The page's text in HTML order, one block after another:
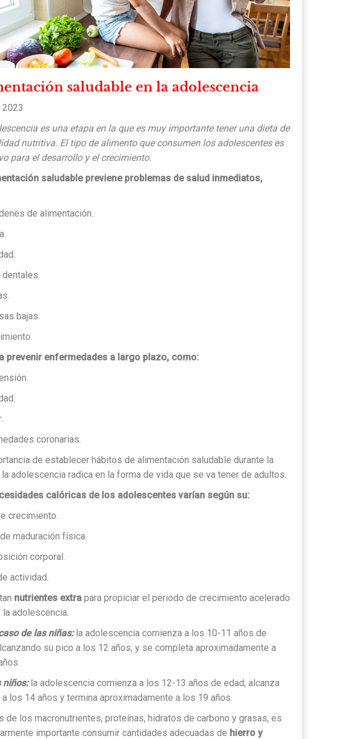
saludable en la adolescencia
2023
es una etapa en la que es muy importante tener una dieta de
nutritiva. El tipo de alimento que consumen los adolescentes es
para el desarrollo y el crecimiento.
saludable previene problemas de salud inmediatos,
de alimentación.
bajas.
prevenir enfermedades a largo plazo, como:
coronarias.
de establecer hábitos de alimentación saludable durante la
adolescencia radica en la forma de vida que se va tener de adultos.
calóricas de los adolescentes varían según su:
crecimiento.
maduración física.
corporal.
actividad.
nutrientes extra para propiciar el periodo de crecimiento acelerado
la adolescencia.
de las niñas:la adolescencia comienza a los 10-11 años de
su pico a los 12 años, y se completa aproximadamente a
niños:la adolescencia comienza a los 12-13 años de edad, alcanza
los 14 años y termina aproximadamente a los 19 años.
de los macronutrientes, proteínas, hidratos de carbono y grasas, es
importante consumir cantidades adecuadas de hierro y